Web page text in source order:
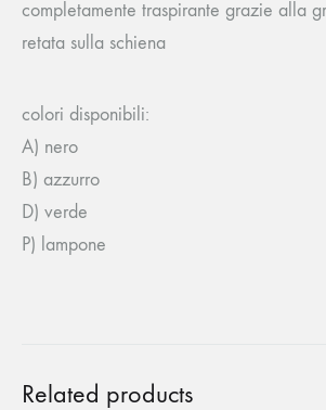
completamente traspirante grazie alla
retata sulla schiena
colori disponibili:
A) nero
B) azzurro
D) verde
P) lampone
Related products